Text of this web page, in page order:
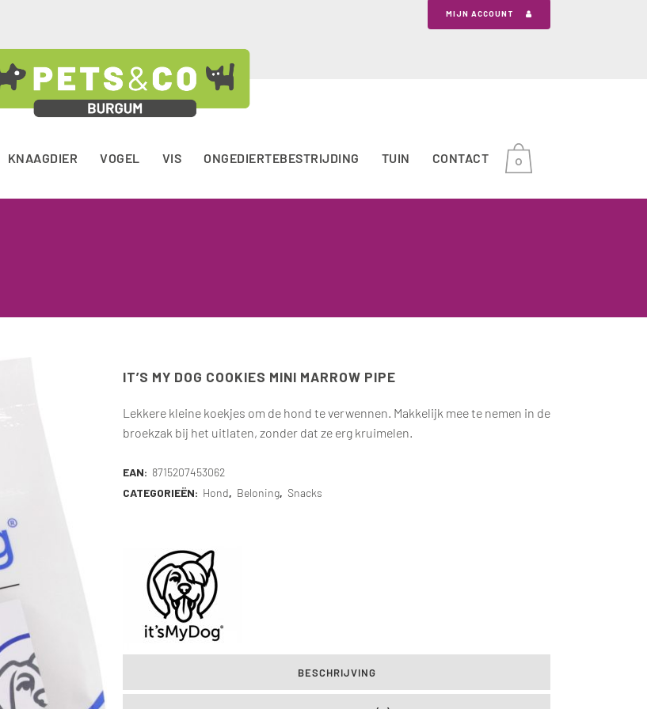
MIJN ACCOUNT
KNAAGDIER VOGEL VIS ONGEDIERTEBESTRIJDING TUIN CONTACT 0
IT’S MY DOG COOKIES MINI MARROW PIPE
Lekkere kleine koekjes om de hond te verwennen. Makkelijk mee te nemen in de
broekzak bij het uitlaten, zonder dat ze erg kruimelen.
EAN: 8715207453062
CATEGORIEËN: Hond, Beloning, Snacks
BESCHRIJVING